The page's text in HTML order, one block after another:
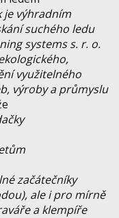
je výhradním
suchého ledu
systems s. r. o.
využitelného
výroby a průmyslu
začátečníky
ale i pro mírně
a klempíře